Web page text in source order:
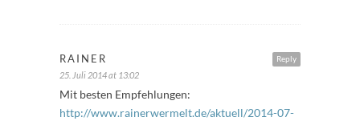
Reply
RAINER
25. Juli 2014 at 13:02
Mit besten Empfehlungen:
http://www.rainerwermelt.de/aktuell/2014-07-